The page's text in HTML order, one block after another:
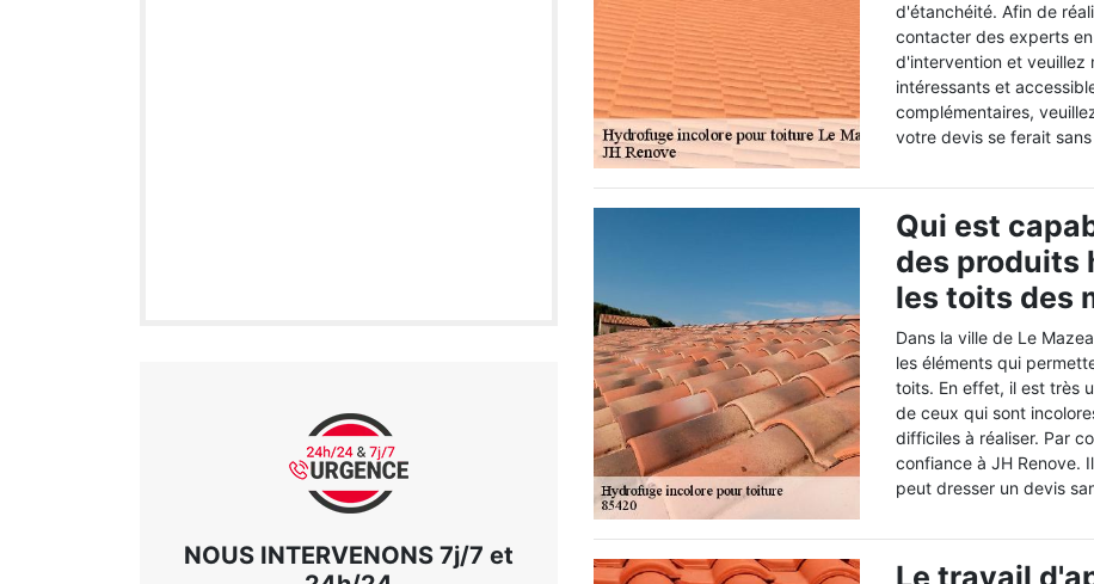
NOUS INTERVENONS 7j/7 et
d'étanchéité. Afin de
contacter des experts
d'intervention et veuillez
intéressants et
complémentaires,
votre devis se ferait
Qui est
des produits
les toits des
Dans la ville de Le
les éléments qui
toits. En effet, il est très
de ceux qui sont
difficiles à réaliser. Par
confiance à JH Renove.
peut dresser un devis
Le travail